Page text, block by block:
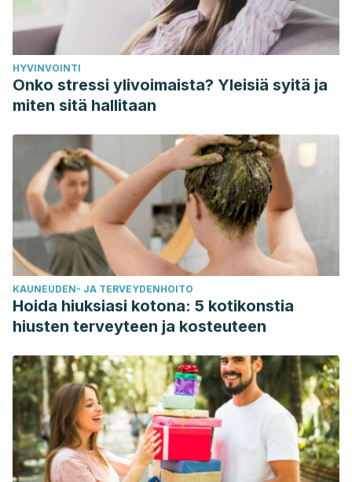
HYVINVOINTI
Onko stressi ylivoimaista? Yleisiä syitä ja
miten sitä hallitaan
KAUNEUDEN- JA TERVEYDENHOITO
Hoida hiuksiasi kotona: 5 kotikonstia
hiusten terveyteen ja kosteuteen